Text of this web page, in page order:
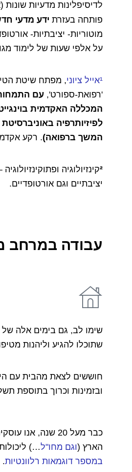
לדיסיפלינות מדעיות שונות
פותחה בעזרת ידע מדעי
מוטוריות- יציבתיות-
על אלפי שעות של לימוד
¹אייל ציוני
, מפתח שיטת
'רפואת-ספורט',
המכללה האקדמית
לפיזיותרפיה
המשך ברפואה). רקע
²קינזיולוגיה
יציבתיים וגם אורטופדיים.
עבודה במרחב
שימו לב, גם בימים אלה של
שתוכלו להגיע וליהנות
חוששים לצאת מהבית עם
ובזמינות וכרוך בתוספת
כבר מעל 20
הארץ (וגם מחו"ל…)
במספר דוגמאות רלוונטיות.